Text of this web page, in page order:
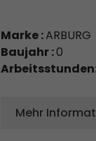
Marke :ARBURG
Baujahr :0
Mehr